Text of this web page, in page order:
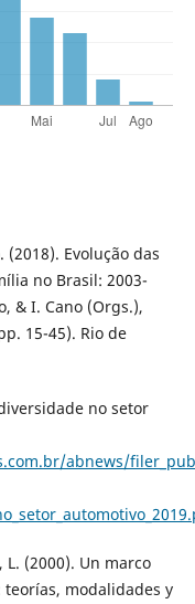
(2018). Evolução das
no Brasil: 2003-
& I. Cano (Orgs.),
15-45). Rio de
no setor
abnews/
L. (2000). Un marco
modalidades y